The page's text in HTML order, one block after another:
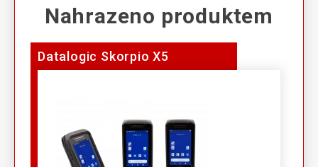
Nahrazeno produktem
Datalogic Skorpio X5